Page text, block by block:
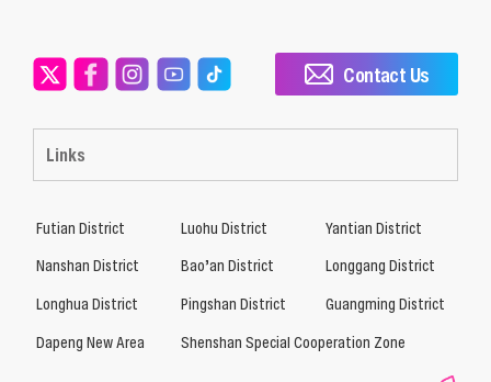
Links
Contact Us
Futian District Luohu District
Yantian District
Nanshan District
Bao’an District
Longgang District
Longhua District
Pingshan District
Guangming District
Dapeng New Area
Shenshan Special Cooperation Zone